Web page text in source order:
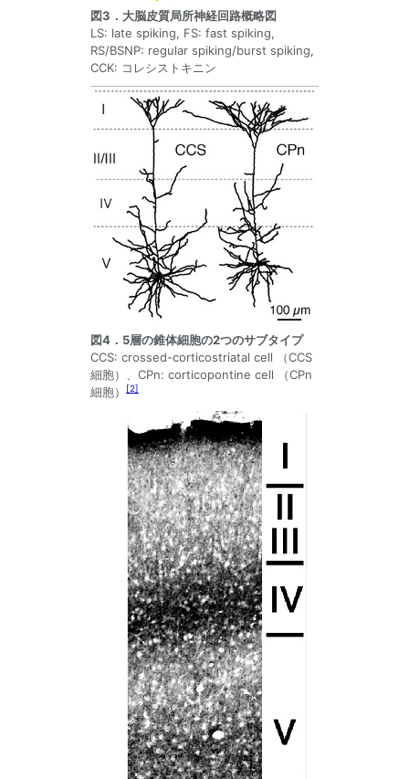
図3．大脳皮質局所神経回路概略図
LS: late spiking, FS: fast spiking,
RS/BSNP: regular spiking/burst spiking,
CCK: コレシストキニン
図4．5層の錐体細胞の2つのサブタイプ
CCS: crossed-corticostriatal cell （CCS
細胞）、CPn: corticopontine cell （CPn
細胞）
[2]